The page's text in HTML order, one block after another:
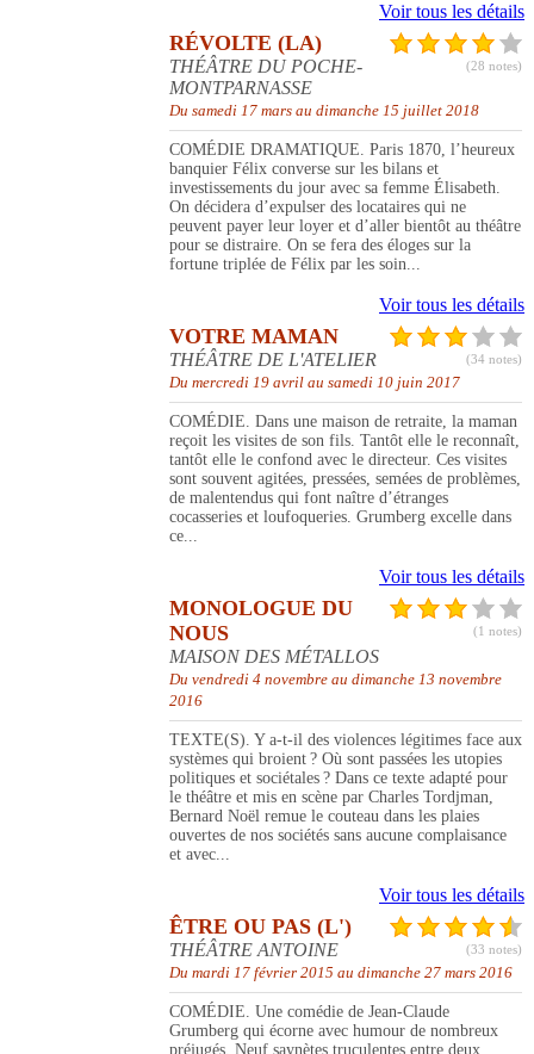
Voir tous les détails
(28 notes)
RÉVOLTE (LA)
THÉÂTRE DU POCHE-
MONTPARNASSE
Du samedi 17 mars au dimanche 15 juillet 2018
COMÉDIE DRAMATIQUE. Paris 1870, l’heureux
banquier Félix converse sur les bilans et
investissements du jour avec sa femme Élisabeth.
On décidera d’expulser des locataires qui ne
peuvent payer leur loyer et d’aller bientôt au théâtre
pour se distraire. On se fera des éloges sur la
fortune triplée de Félix par les soin...
Voir tous les détails
(34 notes)
VOTRE MAMAN
THÉÂTRE DE L'ATELIER
Du mercredi 19 avril au samedi 10 juin 2017
COMÉDIE. Dans une maison de retraite, la maman
reçoit les visites de son fils. Tantôt elle le reconnaît,
tantôt elle le confond avec le directeur. Ces visites
sont souvent agitées, pressées, semées de problèmes,
de malentendus qui font naître d’étranges
cocasseries et loufoqueries. Grumberg excelle dans
ce...
Voir tous les détails
(1 notes)
MONOLOGUE DU
NOUS
MAISON DES MÉTALLOS
Du vendredi 4 novembre au dimanche 13 novembre
2016
TEXTE(S). Y a-t-il des violences légitimes face aux
systèmes qui broient ? Où sont passées les utopies
politiques et sociétales ? Dans ce texte adapté pour
le théâtre et mis en scène par Charles Tordjman,
Bernard Noël remue le couteau dans les plaies
ouvertes de nos sociétés sans aucune complaisance
et avec...
Voir tous les détails
(33 notes)
ÊTRE OU PAS (L')
THÉÂTRE ANTOINE
Du mardi 17 février 2015 au dimanche 27 mars 2016
COMÉDIE. Une comédie de Jean-Claude
Grumberg qui écorne avec humour de nombreux
préjugés. Neuf saynètes truculentes entre deux